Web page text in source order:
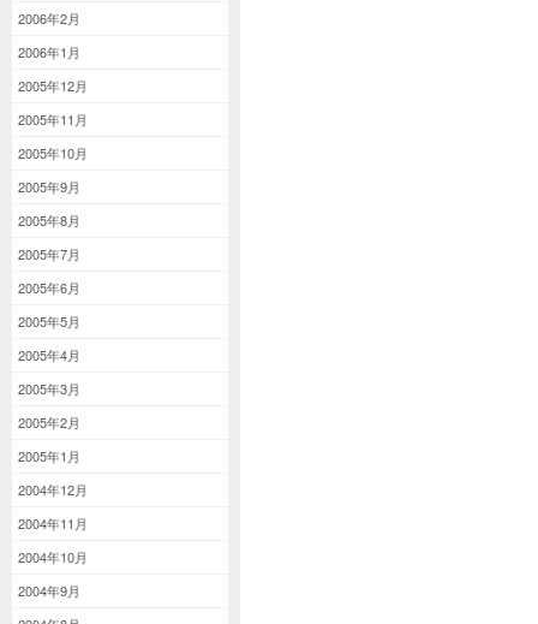
2006年2月
2006年1月
2005年12月
2005年11月
2005年10月
2005年9月
2005年8月
2005年7月
2005年6月
2005年5月
2005年4月
2005年3月
2005年2月
2005年1月
2004年12月
2004年11月
2004年10月
2004年9月